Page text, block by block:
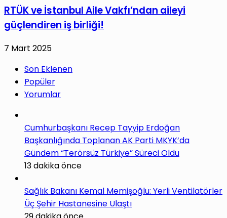
RTÜK ve İstanbul Aile Vakfı’ndan aileyi
güçlendiren iş birliği!
7 Mart 2025
Son Eklenen
Popüler
Yorumlar
Cumhurbaşkanı Recep Tayyip Erdoğan
Başkanlığında Toplanan AK Parti MKYK’da
Gündem “Terörsüz Türkiye” Süreci Oldu
13 dakika önce
Sağlık Bakanı Kemal Memişoğlu: Yerli Ventilatörler
Üç Şehir Hastanesine Ulaştı